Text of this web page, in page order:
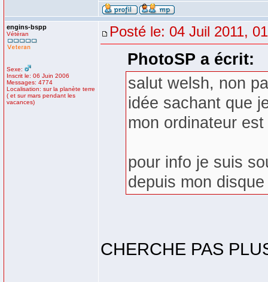
engins-bspp
Vétéran
Sexe:
Inscrit le: 06 Juin 2006
Messages: 4774
Localisation: sur la planète terre
( et sur mars pendant les
vacances)
Posté le: 04 Juil 2011,
PhotoSP a écrit:
salut welsh, non
idée sachant que
mon ordinateur
pour info je suis
depuis mon
CHERCHE PAS